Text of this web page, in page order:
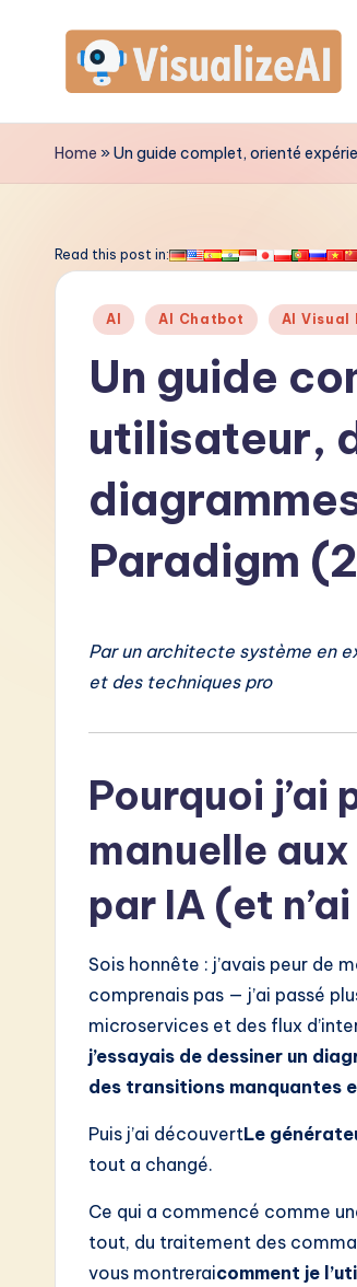
contentV
is
a
A
Home »Un guide complet, orienté
Read this post in:
Posted
AI AI Chatbot AI Visual
Un guide
utilisateur,
Paradigm
Par un architecte système en
et des techniques pro
Pourquoi j’ai
manuelle
par IA (et
Sois honnête : j’avais peur de
comprenais pas — j’ai passé
microservices et des flux
j’essayais de dessiner un
des transitions manquantes
Puis j’ai découvertLe
tout a changé.
Ce qui a commencé comme
tout, du traitement des
vous montreraicomment je